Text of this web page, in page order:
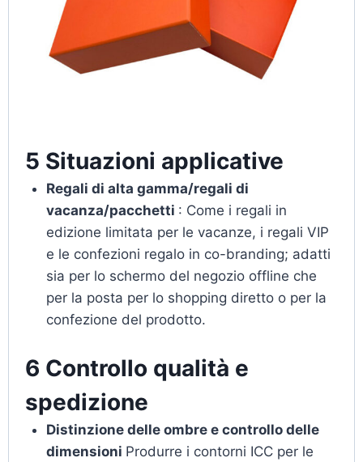
5 Situazioni applicative
Regali di alta gamma/regali di
vacanza/pacchetti : Come i regali in
edizione limitata per le vacanze, i regali VIP
e le confezioni regalo in co-branding; adatti
sia per lo schermo del negozio offline che
per la posta per lo shopping diretto o per la
confezione del prodotto.
6 Controllo qualità e
spedizione
Distinzione delle ombre e controllo delle
dimensioni Produrre i contorni ICC per le